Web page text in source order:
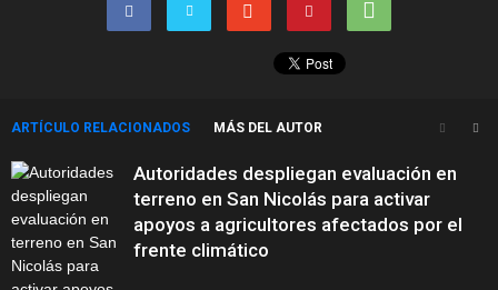
ARTÍCULO RELACIONADOS MÁS DEL AUTOR
Autoridades despliegan evaluación en
terreno en San Nicolás para activar
apoyos a agricultores afectados por el
frente climático